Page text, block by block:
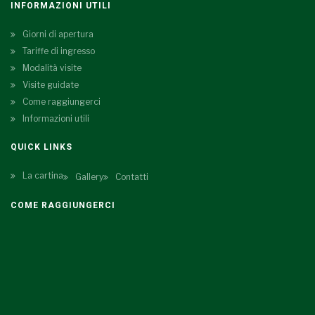
INFORMAZIONI UTILI
Giorni di apertura
Tariffe di ingresso
Modalità visite
Visite guidate
Come raggiungerci
Informazioni utili
QUICK LINKS
La cartina Gallery Contatti
COME RAGGIUNGERCI